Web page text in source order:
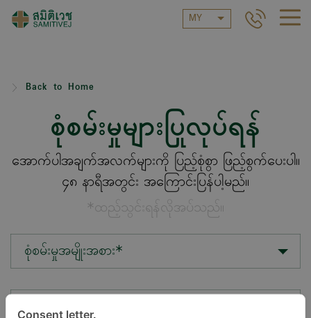
MY
Back to Home
စုံစမ်းမှုများပြုလုပ်ရန်
အောက်ပါအချက်အလက်များကို ပြည့်စုံစွာ ဖြည့်စွက်ပေးပါ။
၄၈ နာရီအတွင်း အကြောင်းပြန်ပါ့မည်။
*ထည့်သွင်းရန်လိုအပ်သည်။
စုံစမ်းမှုအမျိုးအစား*
တည်နေရာ*
Consent letter.